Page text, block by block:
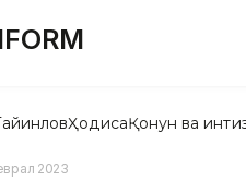
ҲодисаҚонун ва
2023